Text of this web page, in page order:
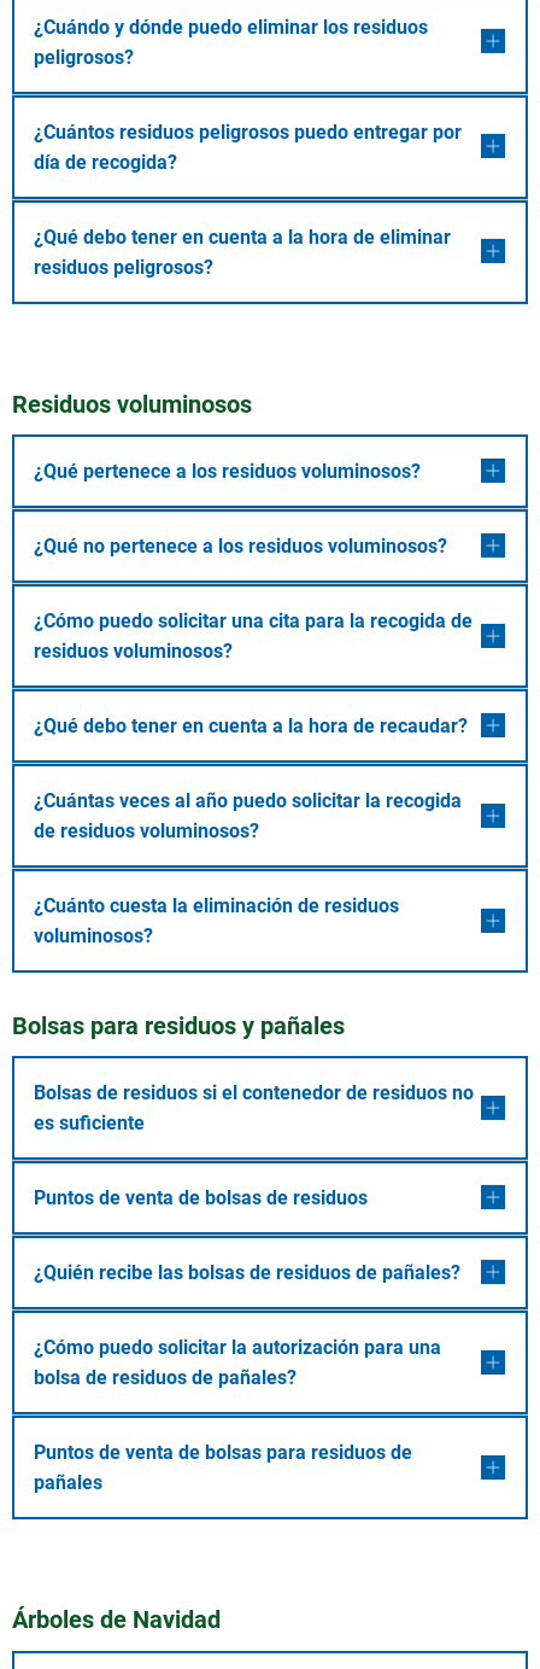
¿Cuándo y dónde puedo eliminar los residuos
peligrosos?
¿Cuántos residuos peligrosos puedo entregar por
día de recogida?
¿Qué debo tener en cuenta a la hora de eliminar
residuos peligrosos?
Residuos voluminosos
¿Qué pertenece a los residuos voluminosos?
¿Qué no pertenece a los residuos voluminosos?
¿Cómo puedo solicitar una cita para la recogida de
residuos voluminosos?
¿Qué debo tener en cuenta a la hora de recaudar?
¿Cuántas veces al año puedo solicitar la recogida
de residuos voluminosos?
¿Cuánto cuesta la eliminación de residuos
voluminosos?
Bolsas para residuos y pañales
Bolsas de residuos si el contenedor de residuos no
es suficiente
Puntos de venta de bolsas de residuos
¿Quién recibe las bolsas de residuos de pañales?
¿Cómo puedo solicitar la autorización para una
bolsa de residuos de pañales?
Puntos de venta de bolsas para residuos de
pañales
Árboles de Navidad